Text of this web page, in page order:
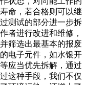
命，若合格则可以继
测试的部分进一步拆
者进行改进和维修，
筛选出最基本的报废
电子元件，如水银开
应当优先拆解，通过
这种手段，我们不仅